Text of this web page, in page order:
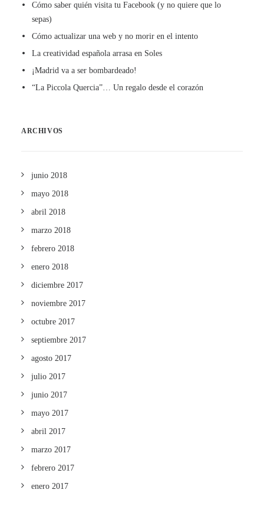
Cómo saber quién visita tu Facebook (y no quiere que lo
sepas)
Cómo actualizar una web y no morir en el intento
La creatividad española arrasa en Soles
¡Madrid va a ser bombardeado!
“La Piccola Quercia”… Un regalo desde el corazón
ARCHIVOS
junio 2018
mayo 2018
abril 2018
marzo 2018
febrero 2018
enero 2018
diciembre 2017
noviembre 2017
octubre 2017
septiembre 2017
agosto 2017
julio 2017
junio 2017
mayo 2017
abril 2017
marzo 2017
febrero 2017
enero 2017